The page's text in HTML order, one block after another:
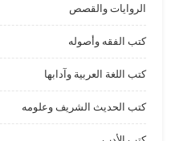
الروايات والقصص
كتب الفقه وأصوله
كتب اللغة العربية وآدابها
كتب الحديث الشريف وعلومه